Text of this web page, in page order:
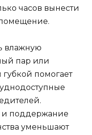
часов вынести
влажную
пар или
помогает
и поддержание
уменьшают